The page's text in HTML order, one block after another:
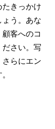
たきっかけ
う。あな
客へのコ
ださい。写
らにエン